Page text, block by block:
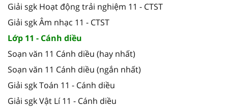
Giải sgk Hoạt động trải nghiệm 11 - CTST
Giải sgk Âm nhạc 11 - CTST
Lớp 11 - Cánh diều
Soạn văn 11 Cánh diều (hay nhất)
Soạn văn 11 Cánh diều (ngắn nhất)
Giải sgk Toán 11 - Cánh diều
Giải sgk Vật Lí 11 - Cánh diều